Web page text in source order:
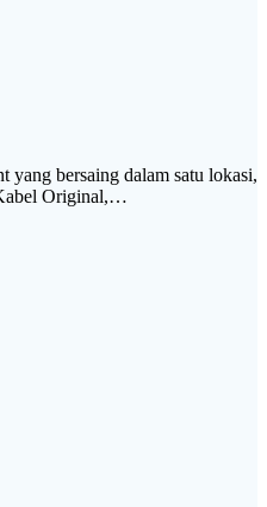
yang bersaing dalam satu lokasi,
Original,…